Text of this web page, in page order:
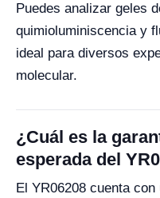
Puedes analizar geles
quimioluminiscencia y
ideal para diversos
molecular.
¿Cuál es la
esperada del
El YR06208 cuenta